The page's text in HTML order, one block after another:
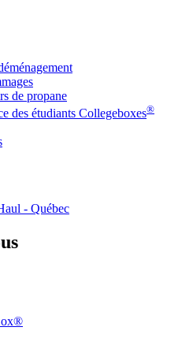
de propane
des étudiants Collegeboxes®
- Québec